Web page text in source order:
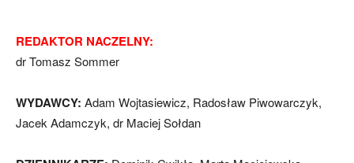
REDAKTOR NACZELNY:
dr Tomasz Sommer
WYDAWCY: Adam Wojtasiewicz, Radosław Piwowarczyk,
Jacek Adamczyk, dr Maciej Sołdan